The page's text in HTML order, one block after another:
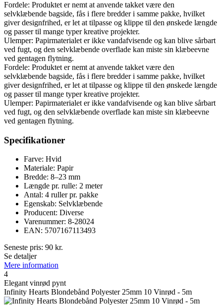
Fordele: Produktet er nemt at anvende takket være den
selvklæbende bagside, fås i flere bredder i samme pakke, hvilket
giver designfrihed, er let at tilpasse og klippe til den ønskede længde
og passer til mange typer kreative projekter.
Ulemper: Papirmaterialet er ikke vandafvisende og kan blive sårbart
ved fugt, og den selvklæbende overflade kan miste sin klæbeevne
ved gentagen flytning.
Fordele: Produktet er nemt at anvende takket være den
selvklæbende bagside, fås i flere bredder i samme pakke, hvilket
giver designfrihed, er let at tilpasse og klippe til den ønskede længde
og passer til mange typer kreative projekter.
Ulemper: Papirmaterialet er ikke vandafvisende og kan blive sårbart
ved fugt, og den selvklæbende overflade kan miste sin klæbeevne
ved gentagen flytning.
Specifikationer
Farve: Hvid
Materiale: Papir
Bredde: 8–23 mm
Længde pr. rulle: 2 meter
Antal: 4 ruller pr. pakke
Egenskab: Selvklæbende
Producent: Diverse
Varenummer: 8-28024
EAN: 5707167113493
Seneste pris: 90 kr.
Se detaljer
Mere information
4
Elegant vinrød pynt
Infinity Hearts Blondebånd Polyester 25mm 10 Vinrød - 5m